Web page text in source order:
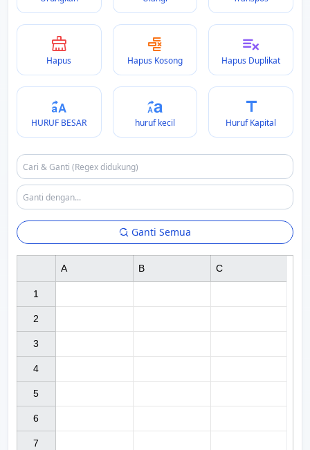
Hapus Hapus Kosong Hapus Duplikat
HURUF BESAR huruf kecil Huruf Kapital
Ganti Semua
1
2
3
4
5
6
7
A B C